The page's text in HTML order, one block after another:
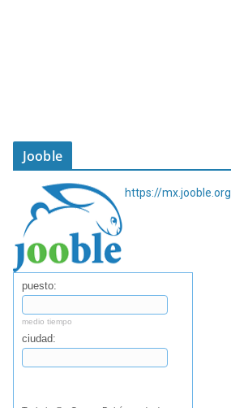
Jooble
https://mx.jooble.org
puesto:
medio tiempo
ciudad: